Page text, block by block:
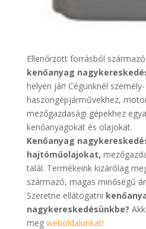
Ellenőrzött forrásból
kenőanyag
helyen jár! Cégünknél
haszongépjárművekhez,
mezőgazdasági gépekhez
kenőanyagokat és olajokat.
Kenőanyag
hajtóműolajokat,
talál. Termékeink kizárólag
származó, magas minőségű
Szeretne ellátogatni
nagykereskedésünkbe?
meg weboldalunkat!